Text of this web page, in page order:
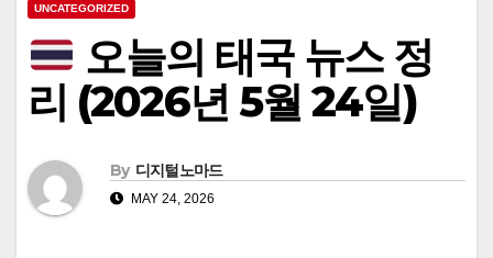
UNCATEGORIZED
오늘의 태국 뉴스 정
리 (2026년 5월 24일)
By 디지털노마드
MAY 24, 2026